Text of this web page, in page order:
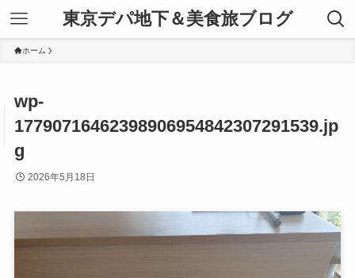
東京デパ地下＆美食旅ブログ
ホーム
wp-
17790716462398906954842307291539.jp
g
2026年5月18日